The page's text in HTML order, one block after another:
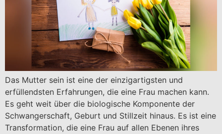
Das Mutter sein ist eine der einzigartigsten und
erfüllendsten Erfahrungen, die eine Frau machen kann.
Es geht weit über die biologische Komponente der
Schwangerschaft, Geburt und Stillzeit hinaus. Es ist eine
Transformation, die eine Frau auf allen Ebenen ihres